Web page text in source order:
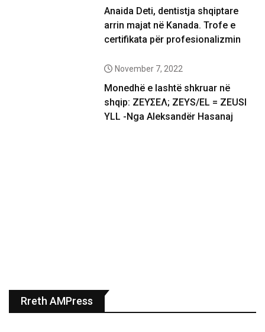
Anaida Deti, dentistja shqiptare
arrin majat në Kanada. Trofe e
certifikata për profesionalizmin
November 7, 2022
Monedhë e lashtë shkruar në
shqip: ΖΕΥΣΕΛ; ZEYS/EL = ZEUSI
YLL -Nga Aleksandër Hasanaj
Rreth AMPress